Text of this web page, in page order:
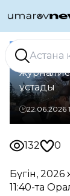
Оралда
ұстады
22.06.2026
132 0
Бүгін,
11:40-та